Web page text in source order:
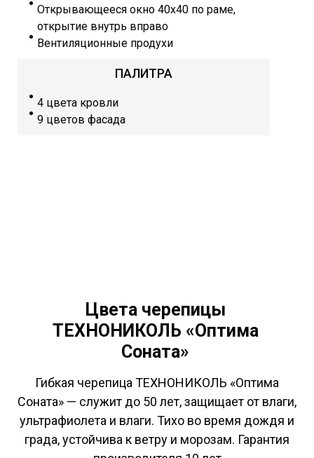
Открывающееся окно 40х40 по раме,
открытие внутрь вправо
Вентиляционные продухи
ПАЛИТРА
4 цвета кровли
9 цветов фасада
Цвета черепицы
ТЕХНОНИКОЛЬ «Оптима
Соната»
Гибкая черепица ТЕХНОНИКОЛЬ «Оптима
Соната» — служит до 50 лет, защищает от влаги,
ультрафиолета и влаги. Тихо во время дождя и
града, устойчива к ветру и морозам. Гарантия